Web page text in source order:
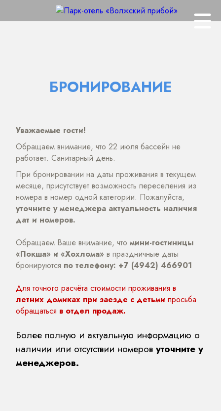
БРОНИРОВАНИЕ
Уважаемые гости!
Обращаем внимание, что 22 июля бассейн не
работает. Санитарный день.
При бронировании на даты проживания в текущем
месяце, присутствует возможность переселения из
номера в номер одной категории. Пожалуйста,
уточните у менеджера актуальность наличия
дат и номеров.
Обращаем Ваше внимание, что мини-гостиницы
«Покша» и «Хохлома» в праздничные даты
бронируются по телефону: +7 (4942) 466901
Для точного расчёта стоимости проживания в
летних домиках при заезде с детьми просьба
обращаться в отдел продаж.
Более полную и актуальную информацию о
наличии или отсутствии номеров уточните у
менеджеров.